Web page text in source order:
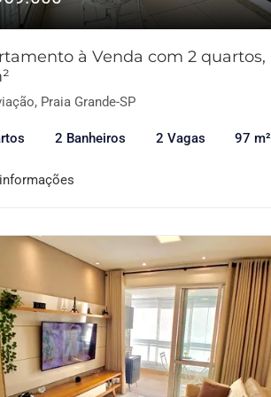
à Venda com 2 quartos,
Praia Grande-SP
2 Banheiros 2 Vagas 97 m²